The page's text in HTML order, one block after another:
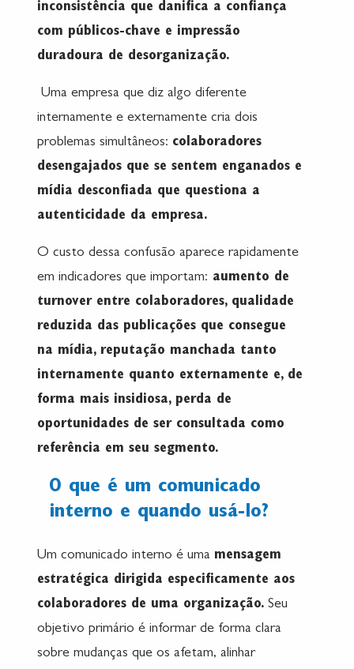
inconsistência que danifica a confiança
com públicos-chave e impressão
duradoura de desorganização.
Uma empresa que diz algo diferente
internamente e externamente cria dois
problemas simultâneos: colaboradores
desengajados que se sentem enganados e
mídia desconfiada que questiona a
autenticidade da empresa.
O custo dessa confusão aparece rapidamente
em indicadores que importam: aumento de
turnover entre colaboradores, qualidade
reduzida das publicações que consegue
na mídia, reputação manchada tanto
internamente quanto externamente e, de
forma mais insidiosa, perda de
oportunidades de ser consultada como
referência em seu segmento.
O que é um comunicado
interno e quando usá-lo?
Um comunicado interno é uma mensagem
estratégica dirigida especificamente aos
colaboradores de uma organização. Seu
objetivo primário é informar de forma clara
sobre mudanças que os afetam, alinhar